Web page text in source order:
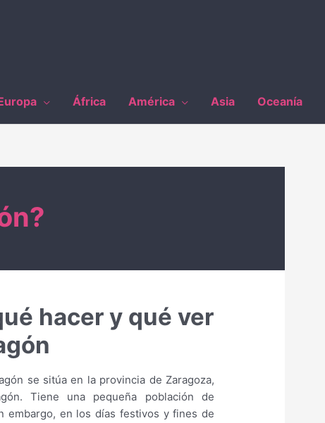
África América Asia Oceanía
hacer y qué ver
se sitúa en la provincia de Zaragoza,
Tiene una pequeña población de
embargo, en los días festivos y fines de